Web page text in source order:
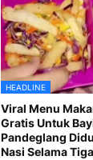
HEADLINE
Viral Menu
Gratis Untuk
Pandeglang
Nasi Selama